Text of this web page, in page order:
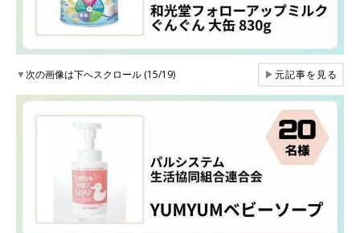
▼次の画像は下へスクロール (15/19) ▶元記事を見る